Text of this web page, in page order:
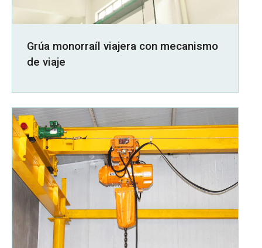
Grúa monorraíl viajera con mecanismo
de viaje